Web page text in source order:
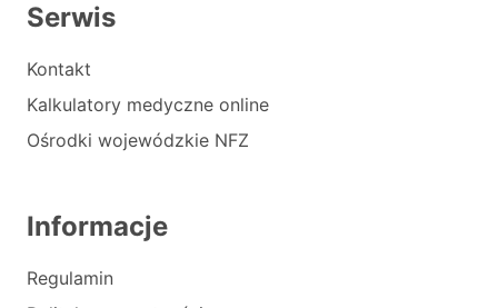
Serwis
Kontakt
Kalkulatory medyczne online
Ośrodki wojewódzkie NFZ
Informacje
Regulamin